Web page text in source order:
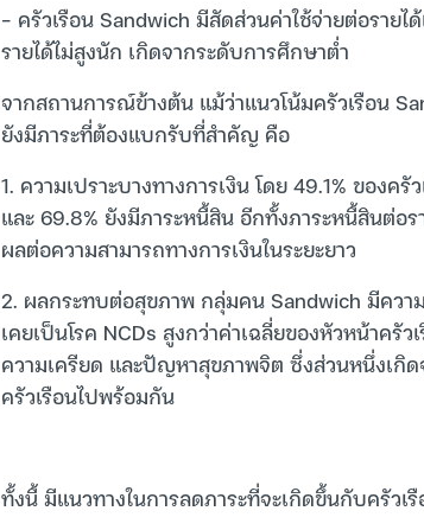
– ครัวเรือน Sandwich มีสัดส่วนค่าใช้จ่ายต่อรา
รายได้ไม่สูงนัก เกิดจากระดับการศึกษาต่ำ
จากสถานการณ์ข้างต้น แม้ว่าแนวโน้มครัวเรือน
ยังมีภาระที่ต้องแบกรับที่สำคัญ คือ
1. ความเปราะบางทางการเงิน โดย 49.1% ของค
และ 69.8% ยังมีภาระหนี้สิน อีกทั้งภาระหนี้สินต่อ
ผลต่อความสามารถทางการเงินในระยะยาว
2. ผลกระทบต่อสุขภาพ กลุ่มคน Sandwich มีควา
เคยเป็นโรค NCDs สูงกว่าค่าเฉลี่ยของหัวหน้าค
ความเครียด และปัญหาสุขภาพจิต ซึ่งส่วนหนึ่งเกิด
ครัวเรือนไปพร้อมกัน
ทั้งนี้ มีแนวทางในการลดภาระที่จะเกิดขึ้นกับครัวเ